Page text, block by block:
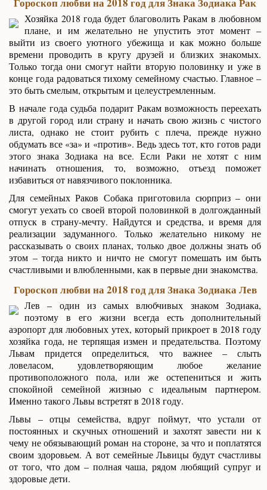
Хозяйка 2018 года будет благоволить Ракам в любовном
плане, и им желательно не упустить этот момент –
выйти из своего уютного убежища и как можно больше
времени проводить в кругу друзей и близких знакомых.
Только тогда они смогут найти вторую половинку и уже в
конце года радоваться тихому семейному счастью. Главное –
это быть смелым, открытым и целеустремленным.
В начале года судьба подарит Ракам возможность переехать
в другой город или страну и начать свою жизнь с чистого
листа, однако не стоит рубить с плеча, прежде нужно
обдумать все «за» и «против». Ведь здесь тот, кто готов ради
этого знака Зодиака на все. Если Раки не хотят с ним
начинать отношения, то, возможно, отъезд поможет
избавиться от навязчивого поклонника.
Для семейных Раков Собака приготовила сюрприз – они
смогут уехать со своей второй половинкой в долгожданный
отпуск в страну-мечту. Найдутся и средства, и время для
реализации задуманного. Только желательно никому не
рассказывать о своих планах, только двое должны знать об
этом – тогда никто и ничто не смогут помешать им быть
счастливыми и влюбленными, как в первые дни знакомства.
Гороскоп любви на 2018 год для Знака Зодиака Лев
Лев – один из самых влюбчивых знаком Зодиака,
поэтому в его жизни всегда есть дополнительный
аэропорт для любовных утех, который прикроет в 2018 году
хозяйка года, не терпящая измен и предательства. Поэтому
Львам придется определиться, что важнее – слыть
ловеласом, удовлетворяющим любое желание
противоположного пола, или же остепениться и жить
спокойной семейной жизнью с идеальным партнером.
Именно такого Львы встретят в 2018 году.
Львы – отцы семейства, вдруг поймут, что устали от
постоянных и скучных отношений и захотят завести ни к
чему не обязывающий роман на стороне, за что и поплатятся
своим здоровьем. А вот семейные Львицы будут счастливы
от того, что дом – полная чаша, рядом любящий супруг и
здоровые дети.